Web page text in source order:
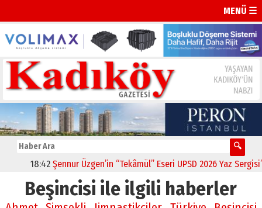
MENÜ ☰
18:42 Şennur Üzgen’in “Tekâmül” Eseri UPSD 2026 Yaz
Beşincisi ile ilgili haberler